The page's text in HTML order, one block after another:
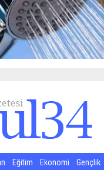
Eğitim Ekonomi Gençlik